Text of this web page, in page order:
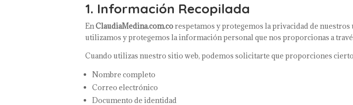
1. Información Recopilada
EnClaudiaMedina.com.corespetamos y protegemos la privacidad de
utilizamos y protegemos la información personal que nos proporcionas a
Cuando utilizas nuestro sitio web, podemos solicitarte que proporciones
Nombre completo
Correo electrónico
Documento de identidad